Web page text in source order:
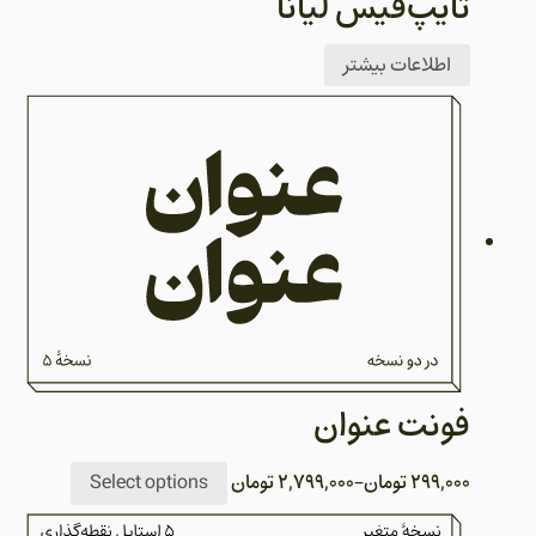
اطلاعات بیشتر
فونت عنوان
299,000تومان–
2,799,000تومان Select options